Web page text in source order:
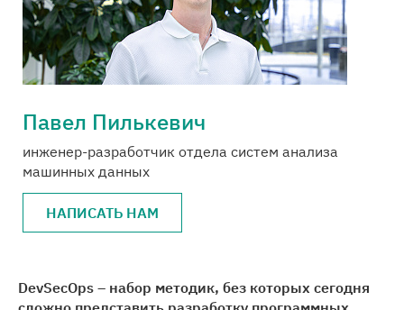
Павел Пилькевич
инженер-разработчик отдела систем анализа
машинных данных
НАПИСАТЬ НАМ
DevSecOps – набор методик, без которых сегодня
Проекты
Медиацентр
Карьера
Контакты